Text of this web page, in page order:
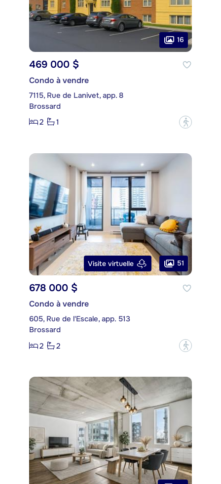
16
469 000 $
Condo à vendre
7115, Rue de Lanivet, app. 8
Brossard
2
1 ?
Visite virtuelle 51
678 000 $
Condo à vendre
605, Rue de l'Escale, app. 513
Brossard
2
2 ?